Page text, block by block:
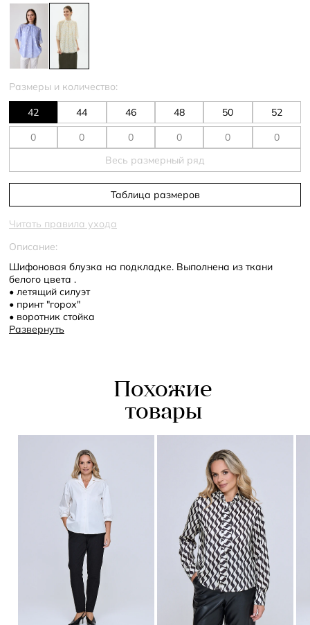
Размеры и количество:
42 44 46 48 50 52
Весь размерный ряд
Таблица размеров
Читать правила ухода
Описание:
Шифоновая блузка на подкладке. Выполнена из ткани
белого цвета .
• летящий силуэт
• принт "горох"
• воротник стойка
• рукав реглан: объемный, длина ниже локтя
Развернуть
Похожие
товары